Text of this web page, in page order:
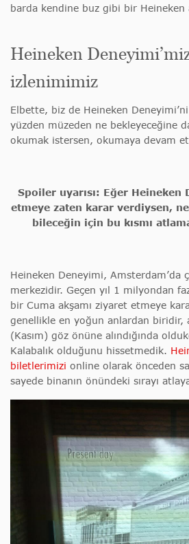
barda kendine buz gibi bir Heineken
Heineken
izlenimimiz
Elbette, biz de Heineken
yüzden müzeden ne bekleyeceğine
okumak istersen, okumaya devam
Spoiler uyarısı: Eğer Heineken
etmeye zaten karar verdiysen,
bileceğin için bu kısmı
Heineken Deneyimi, Amsterdam’da
merkezidir. Geçen yıl 1 milyondan
bir Cuma akşamı ziyaret etmeye
genellikle en yoğun anlardan biridir,
(Kasım) göz önüne alındığında
Kalabalık olduğunu hissetmedik.
biletlerimizi online olarak önceden
sayede binanın önündeki sırayı